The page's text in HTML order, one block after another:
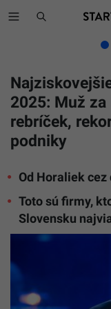
2025: Muž za
rebríček,
podniky
Od Horaliek
Toto sú firmy,
Slovensku